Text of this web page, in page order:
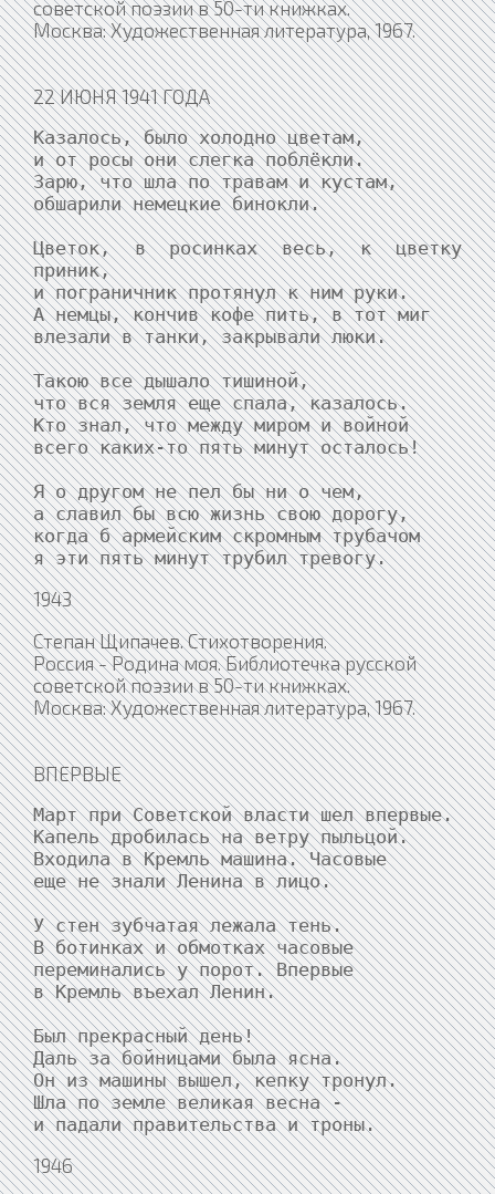
советской поэзии в 50-ти книжках.
Москва: Художественная литература, 1967.
22 ИЮНЯ 1941 ГОДА
Казалось, было холодно цветам,
и от росы они слегка поблёкли.
Зарю, что шла по травам и кустам,
обшарили немецкие бинокли.
Цветок, в росинках весь, к цветку
приник,
и пограничник протянул к ним руки.
А немцы, кончив кофе пить, в тот миг
влезали в танки, закрывали люки.
Такою все дышало тишиной,
что вся земля еще спала, казалось.
Кто знал, что между миром и войной
всего каких-то пять минут осталось!
Я о другом не пел бы ни о чем,
а славил бы всю жизнь свою дорогу,
когда б армейским скромным трубачом
я эти пять минут трубил тревогу.
1943
Степан Щипачев. Стихотворения.
Россия - Родина моя. Библиотечка русской
советской поэзии в 50-ти книжках.
Москва: Художественная литература, 1967.
ВПЕРВЫЕ
Март при Советской власти шел впервые.
Капель дробилась на ветру пыльцой.
Входила в Кремль машина. Часовые
еще не знали Ленина в лицо.
У стен зубчатая лежала тень.
В ботинках и обмотках часовые
переминались у порот. Впервые
в Кремль въехал Ленин.
Был прекрасный день!
Даль за бойницами была ясна.
Он из машины вышел, кепку тронул.
Шла по земле великая весна -
и падали правительства и троны.
1946